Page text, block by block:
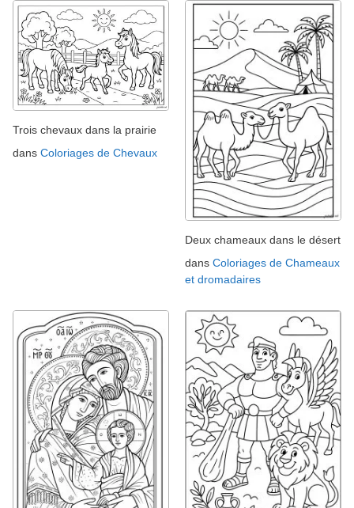
Trois chevaux dans la prairie
dans Coloriages de Chevaux
Deux chameaux dans le désert
dans Coloriages de Chameaux
et dromadaires